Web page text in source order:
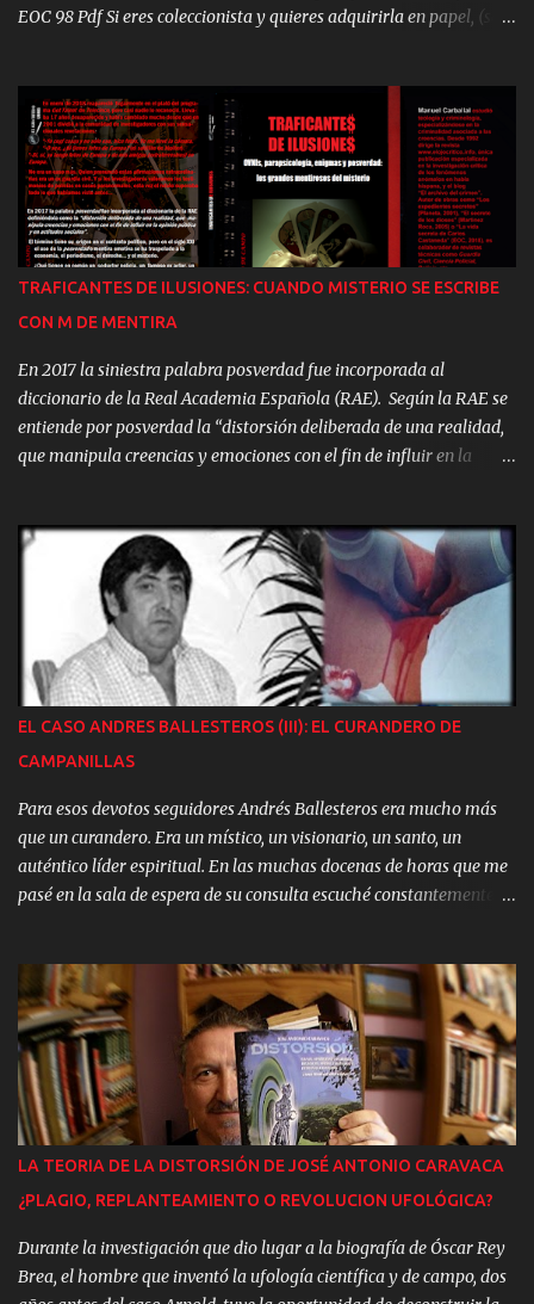
EOC 98 Pdf Si eres coleccionista y quieres adquirirla en papel, (son
Los Ladrillos del Misterio - UAPs, Dinero y Mentiras en el
Pentágono - Los OVNIs en el Parlamento Europeo - Así se
Construyeron las Pirámides de Egipto - DMT, las Antípodas de la
Mente - UMMO, el Mensaje Cifrado - El Enigma de María
Magdalena - El Primer Cazavampiros Humano - "El Otro Lado"
del Periodismo del Misterio - Manuel Carballal sin filtros -
Reflexiones de Jacques Vallée - Europa no Prioriza la Investigación
TRAFICANTES DE ILUSIONES: CUANDO MISTERIO SE ESCRIBE
CON M DE MENTIRA
En 2017 la siniestra palabra posverdad fue incorporada al
diccionario de la Real Academia Española (RAE). Según la RAE se
entiende por posverdad la “distorsión deliberada de una realidad,
que manipula creencias y emociones con el fin de influir en la
mentira emotiva se ha traspolado a la economía, el periodismo, el
comercio, el derecho… y el misterio. Cualquier ámbito en que “la
distorsión deliberada de la realidad, en la que unos hechos
objetivos tienen menos influencia que las apelaciones a las
emociones y a las creencias personales” resulte rentable. Que
vivimos rodeados de mentiras no es ningún secreto. De las
preferentes a Milli Vanilli, pasando por el “Hombre de “Piltdown”,
las “Piedras de Beringuer”, el Forum Filatélico, los EREs de
Andalucía, las fake news, etc. Nos hemos acostumbrado a vivir en
la mentira. En los últ...
EL CASO ANDRES BALLESTEROS (III): EL CURANDERO DE
CAMPANILLAS
Para esos devotos seguidores Andrés Ballesteros era mucho más
que un curandero. Era un místico, un visionario, un santo, un
auténtico líder espiritual. En las muchas docenas de horas que me
pasé en la sala de espera de su consulta escuché constantemente
hacer sin él…”, etc. Quiero subrayar este aspecto emocional del
caso, porque lo considero fundamental para comprender lo que ha
ocurrido. Y de esos mismos pacientes, seguidores y “discípulos”,
rendidos a los pies del Maestro, del “Mesías de Campanillas”,
escuché una y otra vez los mismos argumentos: “Andrés no cobra
nada por sus operaciones, tú le das la voluntad”. Esto es cierto, sin
embargo, si Andrés convence a una persona de grandes recursos
servicio?. Si bien la media de las donaciones podía oscilar en torno
a las 5.000 pts en los cas...
LA TEORIA DE LA DISTORSIÓN DE JOSÉ ANTONIO CARAVACA
¿PLAGIO, REPLANTEAMIENTO O REVOLUCION UFOLÓGICA?
Durante la investigación que dio lugar a la biografía de Óscar Rey
Brea, el hombre que inventó la ufología científica y de campo, dos